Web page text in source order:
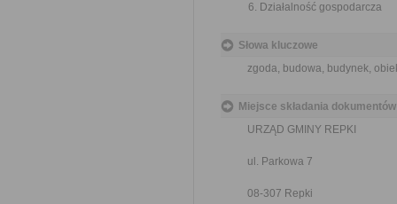
Działalność gospodarcza
Słowa kluczowe
zgoda, budowa, budynek,
Miejsce składania dokumentów
URZĄD GMINY REPKI
ul. Parkowa 7
08-307 Repki